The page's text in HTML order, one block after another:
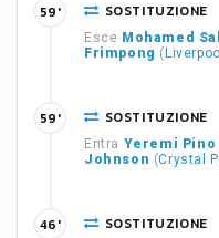
SOSTITUZIONE
Esce Mohamed
Frimpong (
59'
SOSTITUZIONE
Entra Yeremi Pino
Johnson (Crystal
59'
SOSTITUZIONE
46'